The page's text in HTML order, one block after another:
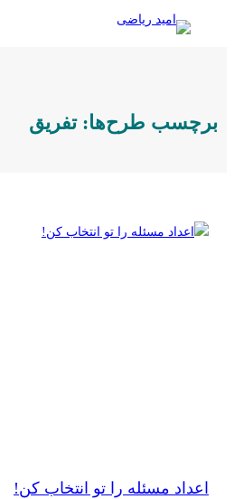
برچسب طرح‌ها:تفریق
اعداد مسئله را تو انتخاب کن!